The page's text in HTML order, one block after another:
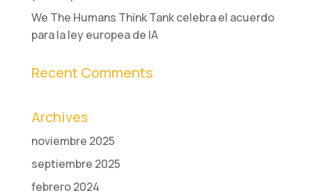
We The Humans Think Tank celebra el acuerdo
para la ley europea de IA
Recent Comments
Archives
noviembre 2025
septiembre 2025
febrero 2024